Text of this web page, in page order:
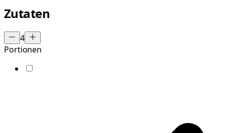
Zutaten
4
Portionen